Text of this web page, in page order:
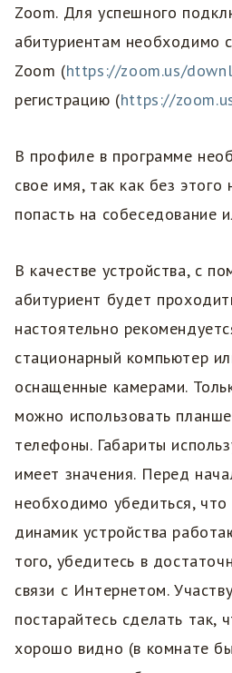
Zoom. Для успешного
абитуриентам необходимо
Zoom (https://zoom.us/
регистрацию (https://
В профиле в программе
свое имя, так как без
попасть на собеседование
В качестве устройства, с
абитуриент будет
настоятельно
стационарный компьютер
оснащенные камерами.
можно использовать
телефоны. Габариты
имеет значения. Перед
необходимо убедиться,
динамик устройства
того, убедитесь в
связи с Интернетом.
постарайтесь сделать так,
хорошо видно (в комнате